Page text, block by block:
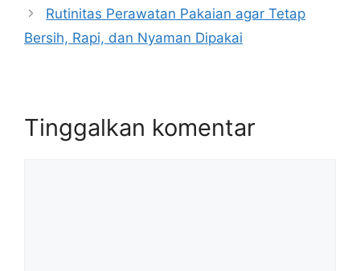
Rutinitas Perawatan Pakaian agar Tetap
Bersih, Rapi, dan Nyaman Dipakai
Tinggalkan komentar